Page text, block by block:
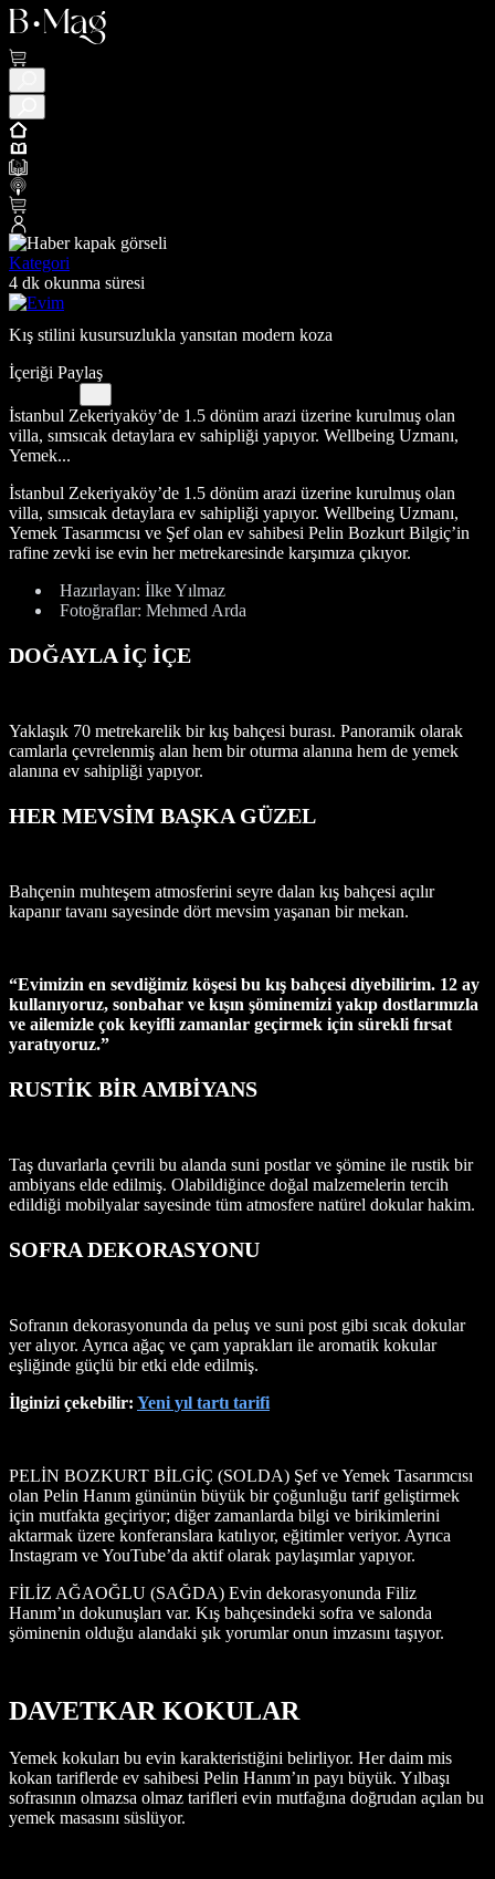
Kategori
4 dk okunma süresi
Kış stilini kusursuzlukla yansıtan modern koza
İçeriği Paylaş
İstanbul Zekeriyaköy’de 1.5 dönüm arazi üzerine kurulmuş olan
villa, sımsıcak detaylara ev sahipliği yapıyor. Wellbeing Uzmanı,
Yemek...
İstanbul Zekeriyaköy’de 1.5 dönüm arazi üzerine kurulmuş olan
villa, sımsıcak detaylara ev sahipliği yapıyor. Wellbeing Uzmanı,
Yemek Tasarımcısı ve Şef olan ev sahibesi Pelin Bozkurt Bilgiç’in
rafine zevki ise evin her metrekaresinde karşımıza çıkıyor.
Hazırlayan: İlke Yılmaz
Fotoğraflar: Mehmed Arda
DOĞAYLA İÇ İÇE
Yaklaşık 70 metrekarelik bir kış bahçesi burası. Panoramik olarak
camlarla çevrelenmiş alan hem bir oturma alanına hem de yemek
alanına ev sahipliği yapıyor.
HER MEVSİM BAŞKA GÜZEL
Bahçenin muhteşem atmosferini seyre dalan kış bahçesi açılır
kapanır tavanı sayesinde dört mevsim yaşanan bir mekan.
“Evimizin en sevdiğimiz köşesi bu kış bahçesi diyebilirim. 12 ay
kullanıyoruz, sonbahar ve kışın şöminemizi yakıp dostlarımızla
ve ailemizle çok keyifli zamanlar geçirmek için sürekli fırsat
yaratıyoruz.”
RUSTİK BİR AMBİYANS
Taş duvarlarla çevrili bu alanda suni postlar ve şömine ile rustik bir
ambiyans elde edilmiş. Olabildiğince doğal malzemelerin tercih
edildiği mobilyalar sayesinde tüm atmosfere natürel dokular hakim.
SOFRA DEKORASYONU
Sofranın dekorasyonunda da peluş ve suni post gibi sıcak dokular
yer alıyor. Ayrıca ağaç ve çam yaprakları ile aromatik kokular
eşliğinde güçlü bir etki elde edilmiş.
İlginizi çekebilir: Yeni yıl tartı tarifi
PELİN BOZKURT BİLGİÇ (SOLDA) Şef ve Yemek Tasarımcısı
olan Pelin Hanım gününün büyük bir çoğunluğu tarif geliştirmek
için mutfakta geçiriyor; diğer zamanlarda bilgi ve birikimlerini
aktarmak üzere konferanslara katılıyor, eğitimler veriyor. Ayrıca
Instagram ve YouTube’da aktif olarak paylaşımlar yapıyor.
FİLİZ AĞAOĞLU (SAĞDA) Evin dekorasyonunda Filiz
Hanım’ın dokunuşları var. Kış bahçesindeki sofra ve salonda
şöminenin olduğu alandaki şık yorumlar onun imzasını taşıyor.
DAVETKAR KOKULAR
Yemek kokuları bu evin karakteristiğini belirliyor. Her daim mis
kokan tariflerde ev sahibesi Pelin Hanım’ın payı büyük. Yılbaşı
sofrasının olmazsa olmaz tarifleri evin mutfağına doğrudan açılan bu
yemek masasını süslüyor.